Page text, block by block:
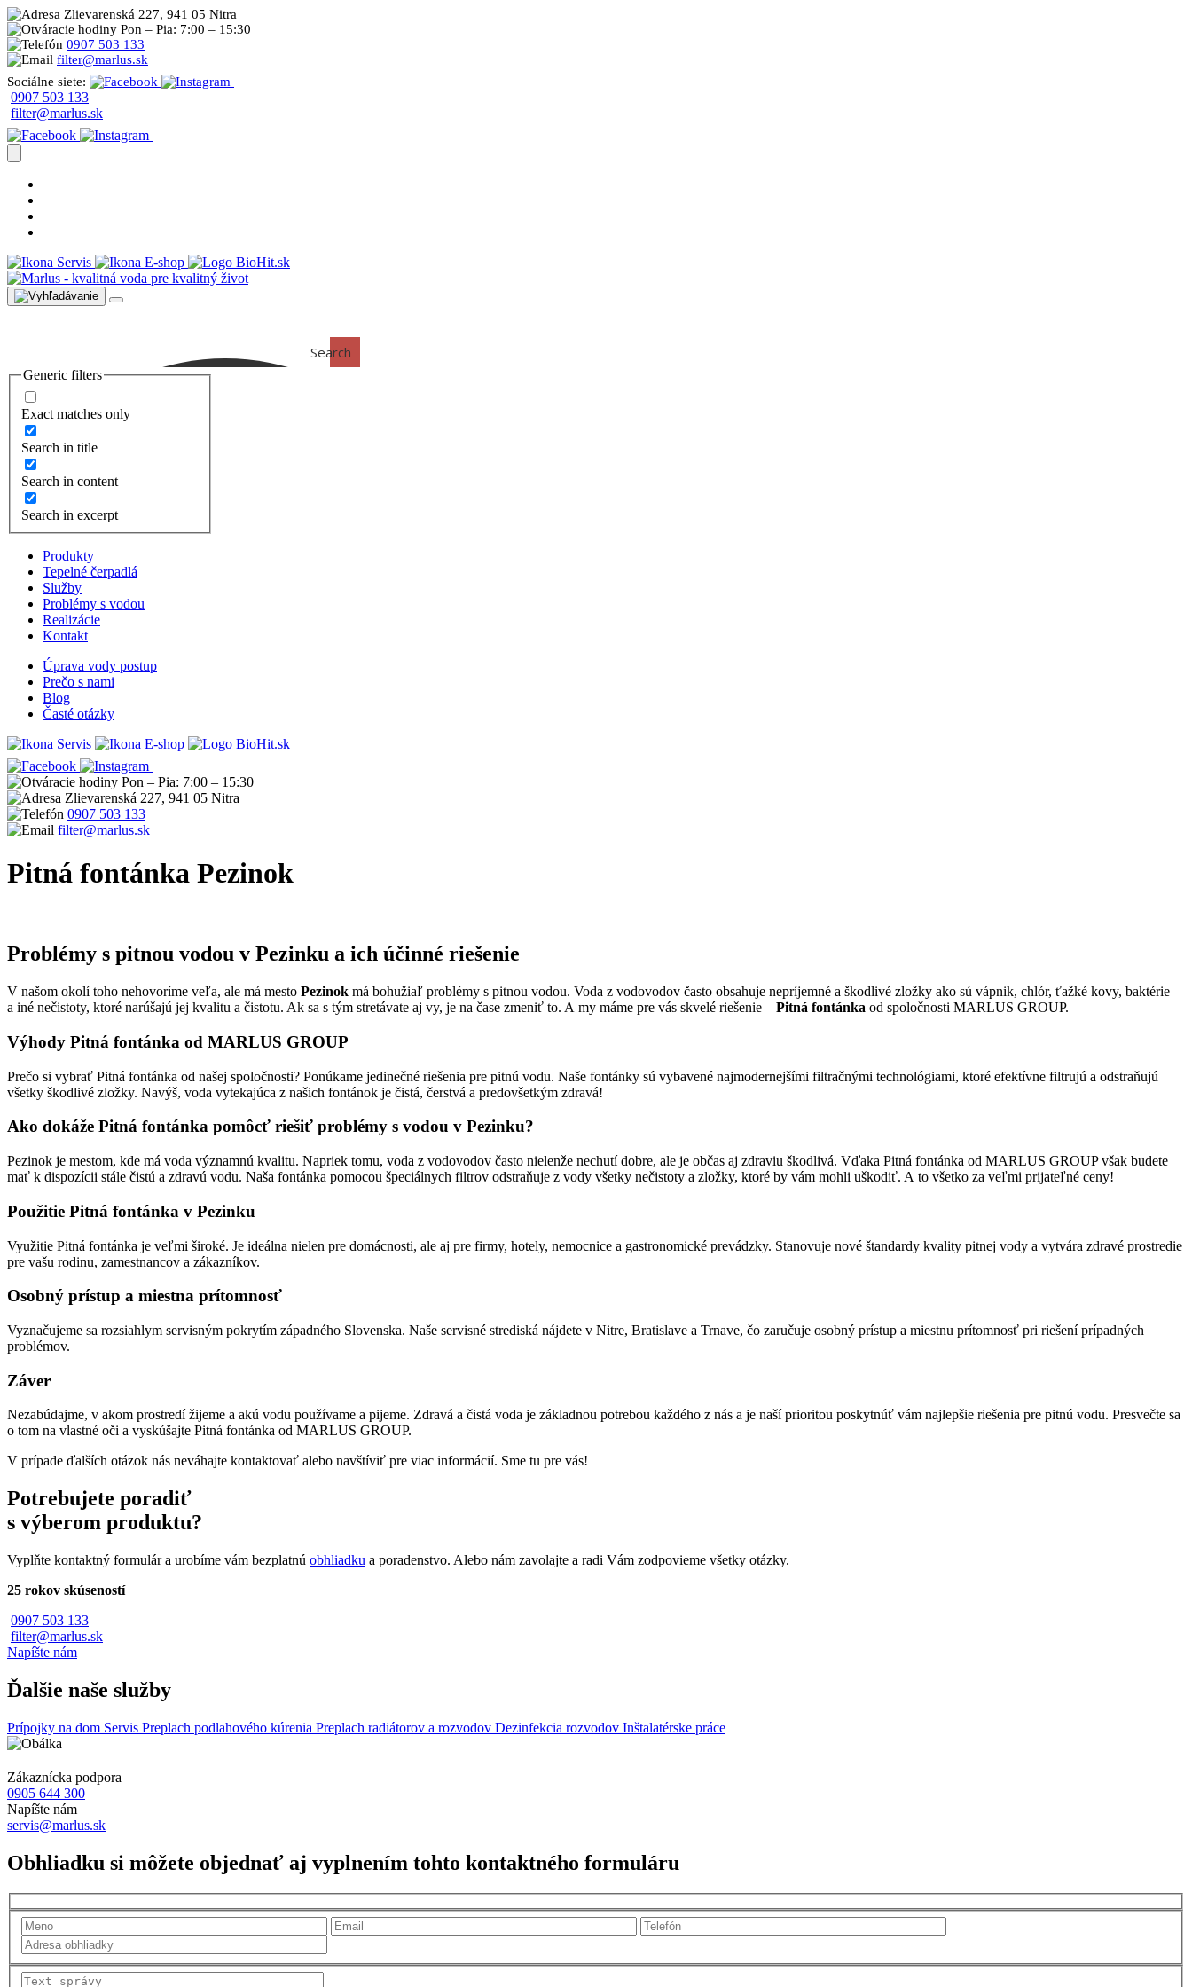
Zlievarenská 227, 941 05 Nitra
Pon – Pia: 7:00 – 15:30
0907 503 133
filter@marlus.sk
Sociálne siete:
0907 503 133
filter@marlus.sk
Servis E-shop
Search
Generic filters
Exact matches only
Search in title
Search in content
Search in excerpt
Produkty
Tepelné čerpadlá
Služby
Problémy s vodou
Realizácie
Kontakt
Úprava vody postup
Prečo s nami
Blog
Časté otázky
Servis
E-shop
Pon – Pia: 7:00 – 15:30
Zlievarenská 227, 941 05 Nitra
0907 503 133
filter@marlus.sk
Pitná fontánka Pezinok
Problémy s pitnou vodou v Pezinku a ich účinné riešenie
V našom okolí toho nehovoríme veľa, ale má mesto Pezinok má bohužiaľ problémy s pitnou vodou. Voda z vodovodov často obsahuje nepríjemné a škodlivé zložky ako sú vápnik, chlór, ťažké kovy, baktérie
a iné nečistoty, ktoré narúšajú jej kvalitu a čistotu. Ak sa s tým stretávate aj vy, je na čase zmeniť to. A my máme pre vás skvelé riešenie – Pitná fontánka od spoločnosti MARLUS GROUP.
Výhody Pitná fontánka od MARLUS GROUP
Prečo si vybrať Pitná fontánka od našej spoločnosti? Ponúkame jedinečné riešenia pre pitnú vodu. Naše fontánky sú vybavené najmodernejšími filtračnými technológiami, ktoré efektívne filtrujú a odstraňujú
všetky škodlivé zložky. Navýš, voda vytekajúca z našich fontánok je čistá, čerstvá a predovšetkým zdravá!
Ako dokáže Pitná fontánka pomôcť riešiť problémy s vodou v Pezinku?
Pezinok je mestom, kde má voda významnú kvalitu. Napriek tomu, voda z vodovodov často nielenže nechutí dobre, ale je občas aj zdraviu škodlivá. Vďaka Pitná fontánka od MARLUS GROUP však budete
mať k dispozícii stále čistú a zdravú vodu. Naša fontánka pomocou špeciálnych filtrov odstraňuje z vody všetky nečistoty a zložky, ktoré by vám mohli uškodiť. A to všetko za veľmi prijateľné ceny!
Použitie Pitná fontánka v Pezinku
Využitie Pitná fontánka je veľmi široké. Je ideálna nielen pre domácnosti, ale aj pre firmy, hotely, nemocnice a gastronomické prevádzky. Stanovuje nové štandardy kvality pitnej vody a vytvára zdravé prostredie
pre vašu rodinu, zamestnancov a zákazníkov.
Osobný prístup a miestna prítomnosť
Vyznačujeme sa rozsiahlym servisným pokrytím západného Slovenska. Naše servisné strediská nájdete v Nitre, Bratislave a Trnave, čo zaručuje osobný prístup a miestnu prítomnosť pri riešení prípadných
problémov.
Záver
Nezabúdajme, v akom prostredí žijeme a akú vodu používame a pijeme. Zdravá a čistá voda je základnou potrebou každého z nás a je naší prioritou poskytnúť vám najlepšie riešenia pre pitnú vodu. Presvečte sa
o tom na vlastné oči a vyskúšajte Pitná fontánka od MARLUS GROUP.
V prípade ďalších otázok nás neváhajte kontaktovať alebo navštíviť pre viac informácií. Sme tu pre vás!
Potrebujete poradiť
s výberom produktu?
Vyplňte kontaktný formulár a urobíme vám bezplatnú obhliadku a poradenstvo. Alebo nám zavolajte a radi Vám zodpovieme všetky otázky.
25 rokov skúseností
0907 503 133
filter@marlus.sk
Napíšte nám
Ďalšie naše služby
Prípojky na dom Servis Preplach podlahového kúrenia Preplach radiátorov a rozvodov Dezinfekcia rozvodov Inštalatérske práce
Zákaznícka podpora
0905 644 300
Napíšte nám
servis@marlus.sk
Obhliadku si môžete objednať aj vyplnením tohto kontaktného formuláru